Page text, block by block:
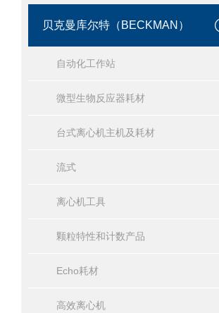
贝克曼库尔特（BECKMAN）
自动化工作站
微型生物反应器耗材
台式离心机主机及耗材
流式
离心机工具
颗粒特性和计数产品
Echo耗材
高效离心机